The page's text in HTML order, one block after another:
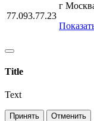
77.093.77.23
г
Title
Text
Принять Отменить